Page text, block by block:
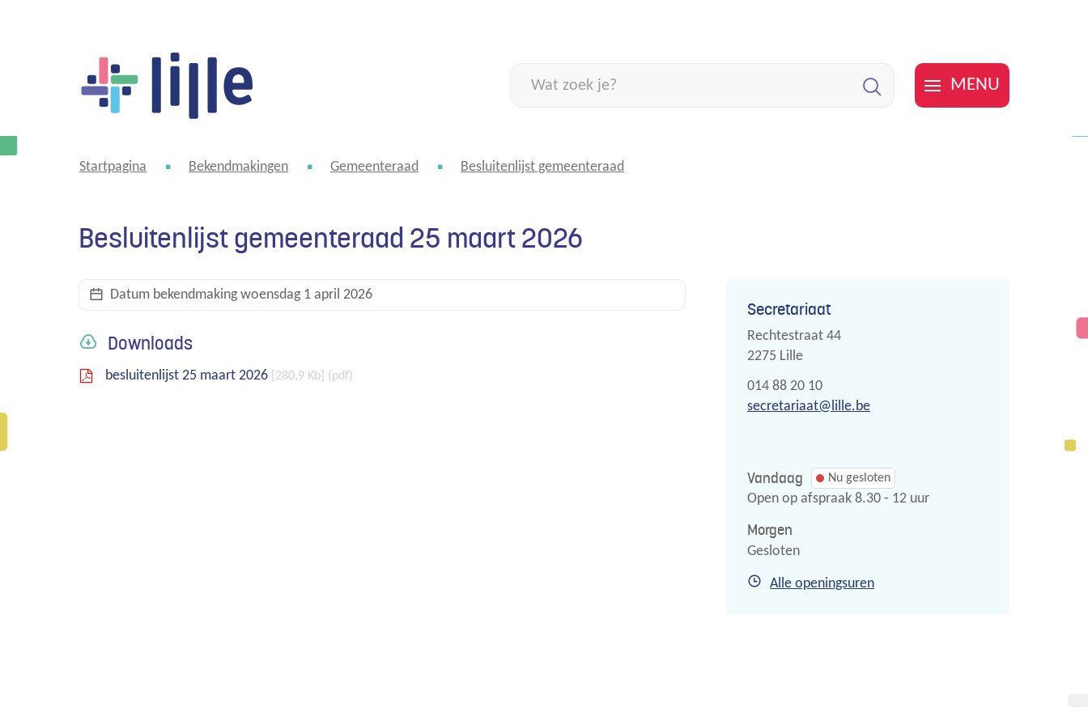
Lille
zoek
MENU
Startpagina Bekendmakingen Gemeenteraad Besluitenlijst gemeenteraad
Besluitenlijst gemeenteraad 25 maart 2026
Datum bekendmakingwoensdag 1 april 2026
Downloads
besluitenlijst 25 maart 2026 280,9 Kb pdf
Contact
Secretariaat
Adres
Rechtestraat 44
,2275 Lille
Tel.
014 88 20 10
E-
secretariaat@lille.be
Vandaag Nu gesloten
Open op afspraak 8.30 - 12 uur
Morgen
Gesloten
Alle openingsurenSecretariaat